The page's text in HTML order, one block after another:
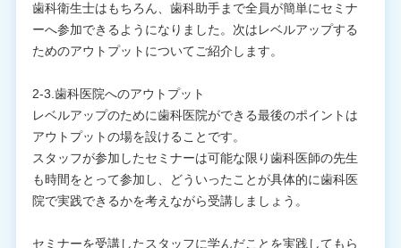
歯科衛生士はもちろん、歯科助手まで全員が簡単にセミナ
ーへ参加できるようになりました。次はレベルアップする
ためのアウトプットについてご紹介します。
2-3.歯科医院へのアウトプット
レベルアップのために歯科医院ができる最後のポイントは
アウトプットの場を設けることです。
スタッフが参加したセミナーは可能な限り歯科医師の先生
も時間をとって参加し、どういったことが具体的に歯科医
院で実践できるかを考えながら受講しましょう。
セミナーを受講したスタッフに学んだことを実践してもら